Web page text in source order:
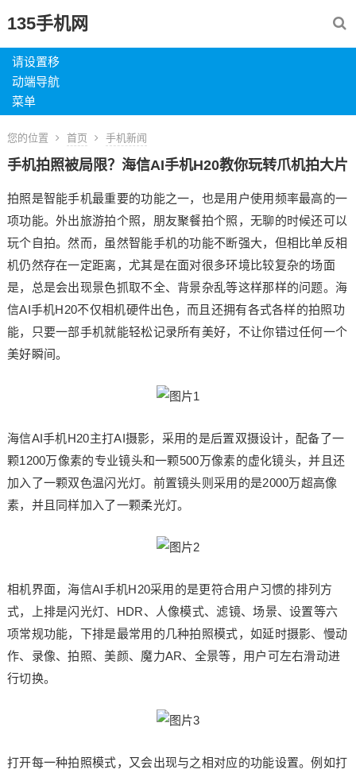
135手机网
请设置移
动端导航
菜单
您的位置 首页 手机新闻
手机拍照被局限？海信AI手机H20教你玩转爪机拍大片
拍照是智能手机最重要的功能之一，也是用户使用频率最高的一
项功能。外出旅游拍个照，朋友聚餐拍个照，无聊的时候还可以
玩个自拍。然而，虽然智能手机的功能不断强大，但相比单反相
机仍然存在一定距离，尤其是在面对很多环境比较复杂的场面
是，总是会出现景色抓取不全、背景杂乱等这样那样的问题。海
信AI手机H20不仅相机硬件出色，而且还拥有各式各样的拍照功
能，只要一部手机就能轻松记录所有美好，不让你错过任何一个
美好瞬间。
海信AI手机H20主打AI摄影，采用的是后置双摄设计，配备了一
颗1200万像素的专业镜头和一颗500万像素的虚化镜头，并且还
加入了一颗双色温闪光灯。前置镜头则采用的是2000万超高像
素，并且同样加入了一颗柔光灯。
相机界面，海信AI手机H20采用的是更符合用户习惯的排列方
式，上排是闪光灯、HDR、人像模式、滤镜、场景、设置等六
项常规功能，下排是最常用的几种拍照模式，如延时摄影、慢动
作、录像、拍照、美颜、魔力AR、全景等，用户可左右滑动进
行切换。
打开每一种拍照模式，又会出现与之相对应的功能设置。例如打